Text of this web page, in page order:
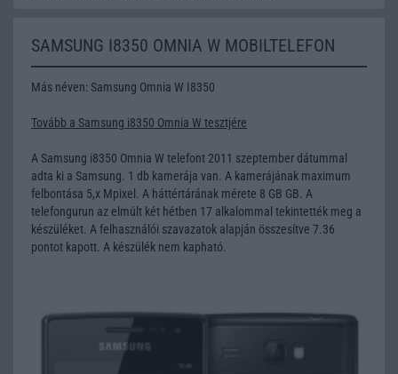
SAMSUNG I8350 OMNIA W MOBILTELEFON
Más néven: Samsung Omnia W I8350
Tovább a Samsung i8350 Omnia W tesztjére
A Samsung i8350 Omnia W telefont 2011 szeptember dátummal
adta ki a Samsung. 1 db kamerája van. A kamerájának maximum
felbontása 5,x Mpixel. A háttértárának mérete 8 GB GB. A
telefongurun az elmúlt két hétben 17 alkalommal tekintették meg a
készüléket. A felhasználói szavazatok alapján összesítve 7.36
pontot kapott. A készülék nem kapható.